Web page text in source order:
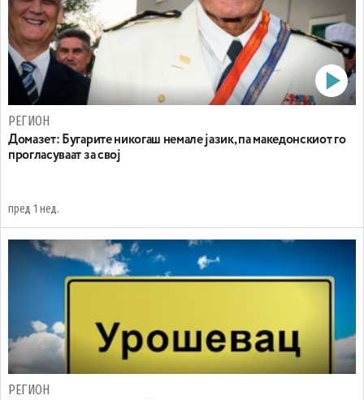
РЕГИОН
Домазет: Бугарите никогаш немале јазик, па македонскиот го
прогласуваат за свој
пред 1 нед.
РЕГИОН